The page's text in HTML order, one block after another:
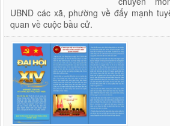
UBND các xã, phường về đẩy mạnh
quan về cuộc bầu cử.